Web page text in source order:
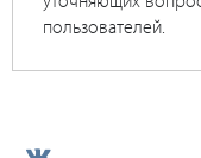
пользователей.